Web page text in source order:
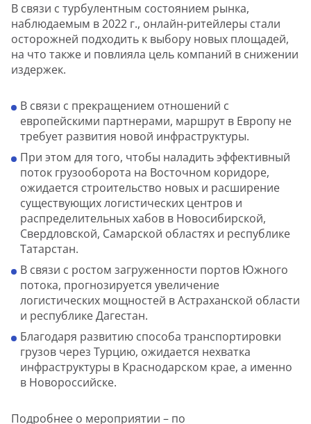
В связи с турбулентным состоянием рынка,
наблюдаемым в 2022 г., онлайн-ритейлеры стали
осторожней подходить к выбору новых площадей,
на что также и повлияла цель компаний в снижении
издержек.
В связи с прекращением отношений с
европейскими партнерами, маршрут в Европу не
требует развития новой инфраструктуры.
При этом для того, чтобы наладить эффективный
поток грузооборота на Восточном коридоре,
ожидается строительство новых и расширение
существующих логистических центров и
распределительных хабов в Новосибирской,
Свердловской, Самарской областях и республике
Татарстан.
В связи с ростом загруженности портов Южного
потока, прогнозируется увеличение
логистических мощностей в Астраханской области
и республике Дагестан.
Благодаря развитию способа транспортировки
грузов через Турцию, ожидается нехватка
инфраструктуры в Краснодарском крае, а именно
в Новороссийске.
Подробнее о мероприятии – по